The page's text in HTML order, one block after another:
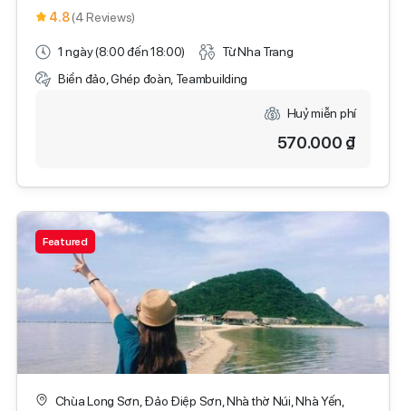
4.8(4 Reviews)
1 ngày (8:00 đến 18:00)
Từ Nha Trang
Biển đảo, Ghép đoàn, Teambuilding
Huỷ miễn phí
570.000 ₫
Featured
Chùa Long Sơn, Đảo Điệp Sơn, Nhà thờ Núi, Nhà Yến,